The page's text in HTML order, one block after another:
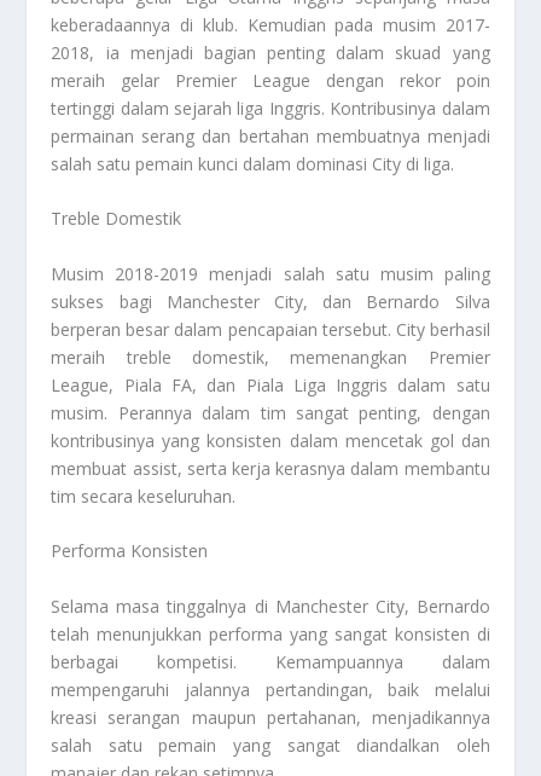
keberadaannya di klub. Kemudian pada musim 2017-
2018, ia menjadi bagian penting dalam skuad yang
meraih gelar Premier League dengan rekor poin
tertinggi dalam sejarah liga Inggris. Kontribusinya dalam
permainan serang dan bertahan membuatnya menjadi
salah satu pemain kunci dalam dominasi City di liga.
Treble Domestik
Musim 2018-2019 menjadi salah satu musim paling
sukses bagi Manchester City, dan Bernardo Silva
berperan besar dalam pencapaian tersebut. City berhasil
meraih treble domestik, memenangkan Premier
League, Piala FA, dan Piala Liga Inggris dalam satu
musim. Perannya dalam tim sangat penting, dengan
kontribusinya yang konsisten dalam mencetak gol dan
membuat assist, serta kerja kerasnya dalam membantu
tim secara keseluruhan.
Performa Konsisten
Selama masa tinggalnya di Manchester City, Bernardo
telah menunjukkan performa yang sangat konsisten di
berbagai kompetisi. Kemampuannya dalam
mempengaruhi jalannya pertandingan, baik melalui
kreasi serangan maupun pertahanan, menjadikannya
salah satu pemain yang sangat diandalkan oleh